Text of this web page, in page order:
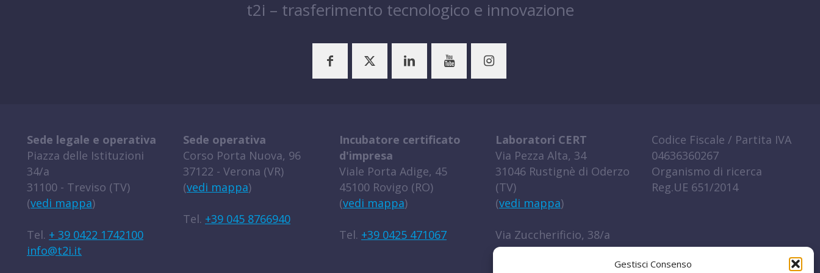
Gestisci Consenso
t2i – trasferimento tecnologico e innovazione
Sede legale e operativa
Piazza delle Istituzioni
34/a
31100 - Treviso (TV)
(vedi mappa)
Tel. + 39 0422 1742100
info@t2i.it
Sede operativa
Corso Porta Nuova, 96
37122 - Verona (VR)
(vedi mappa)
Tel. +39 045 8766940
Incubatore certificato
d'impresa
Viale Porta Adige, 45
45100 Rovigo (RO)
(vedi mappa)
Tel. +39 0425 471067
Laboratori CERT
Via Pezza Alta, 34
31046 Rustignè di Oderzo
(TV)
(vedi mappa)
Via Zuccherificio, 38/a
45100 Rovigo (RO)
Codice Fiscale / Partita IVA
04636360267
Organismo di ricerca
Reg.UE 651/2014